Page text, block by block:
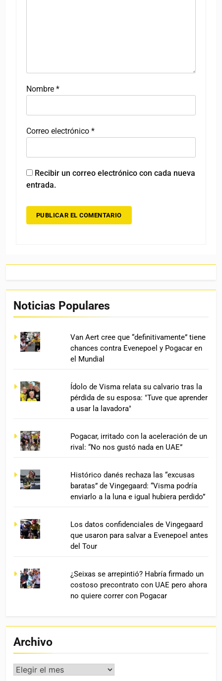
Nombre *
Correo electrónico *
Recibir un correo electrónico con cada nueva
entrada.
Noticias Populares
Van Aert cree que “definitivamente” tiene
chances contra Evenepoel y Pogacar en
el Mundial
Ídolo de Visma relata su calvario tras la
pérdida de su esposa: "Tuve que aprender
a usar la lavadora"
Pogacar, irritado con la aceleración de un
rival: “No nos gustó nada en UAE”
Histórico danés rechaza las “excusas
baratas” de Vingegaard: “Visma podría
enviarlo a la luna e igual hubiera perdido”
Los datos confidenciales de Vingegaard
que usaron para salvar a Evenepoel antes
del Tour
¿Seixas se arrepintió? Habría firmado un
costoso precontrato con UAE pero ahora
no quiere correr con Pogacar
Archivo
Archivo